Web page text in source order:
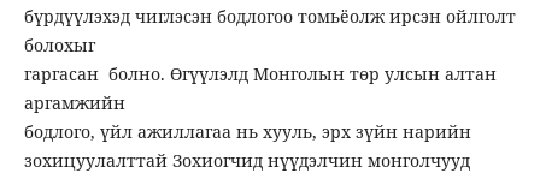
бүрдүүлэхэд чиглэсэн бодлогоо томьёолж ирсэн ойлголт
болохыг
гаргасан болно. Өгүүлэлд Монголын төр улсын алтан
аргамжийн
бодлого, үйл ажиллагаа нь хууль, эрх зүйн нарийн
зохицуулалттай Зохиогчид нүүдэлчин монголчууд